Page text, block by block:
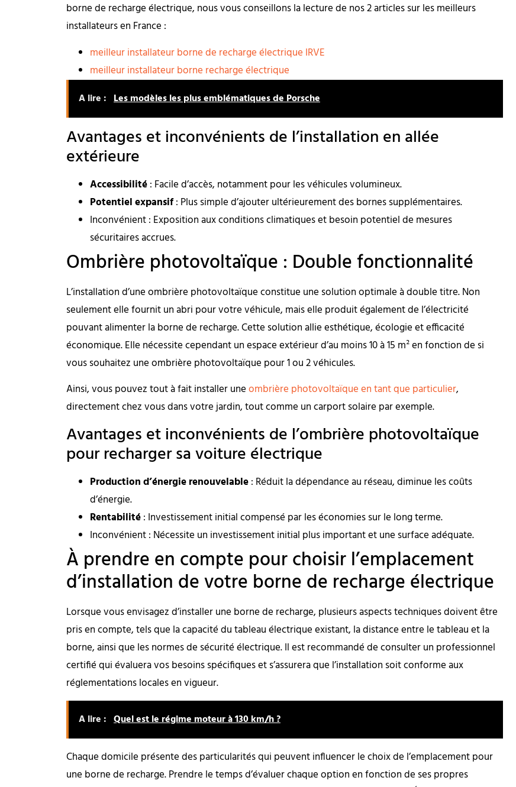
borne de recharge électrique, nous vous conseillons la lecture de nos 2 articles sur les meilleurs
installateurs en France :
meilleur installateur borne de recharge électrique IRVE
meilleur installateur borne recharge électrique
A lire : Les modèles les plus emblématiques de Porsche
Avantages et inconvénients de l’installation en allée
extérieure
Accessibilité: Facile d’accès, notamment pour les véhicules volumineux.
Potentiel expansif: Plus simple d’ajouter ultérieurement des bornes supplémentaires.
Inconvénient : Exposition aux conditions climatiques et besoin potentiel de mesures
sécuritaires accrues.
Ombrière photovoltaïque : Double fonctionnalité
L’installation d’une ombrière photovoltaïque constitue une solution optimale à double titre. Non
seulement elle fournit un abri pour votre véhicule, mais elle produit également de l’électricité
pouvant alimenter la borne de recharge. Cette solution allie esthétique, écologie et efficacité
économique. Elle nécessite cependant un espace extérieur d’au moins 10 à 15 m² en fonction de si
vous souhaitez une ombrière photovoltaïque pour 1 ou 2 véhicules.
Ainsi, vous pouvez tout à fait installer uneombrière photovoltaïque en tant que particulier,
directement chez vous dans votre jardin, tout comme un carport solaire par exemple.
Avantages et inconvénients de l’ombrière photovoltaïque
pour recharger sa voiture électrique
Production d’énergie renouvelable: Réduit la dépendance au réseau, diminue les coûts
d’énergie.
Rentabilité: Investissement initial compensé par les économies sur le long terme.
Inconvénient : Nécessite un investissement initial plus important et une surface adéquate.
À prendre en compte pour choisir l’emplacement
d’installation de votre borne de recharge électrique
Lorsque vous envisagez d’installer une borne de recharge, plusieurs aspects techniques doivent être
pris en compte, tels que la capacité du tableau électrique existant, la distance entre le tableau et la
borne, ainsi que les normes de sécurité électrique. Il est recommandé de consulter un professionnel
certifié qui évaluera vos besoins spécifiques et s’assurera que l’installation soit conforme aux
réglementations locales en vigueur.
A lire : Quel est le régime moteur à 130 km/h ?
Chaque domicile présente des particularités qui peuvent influencer le choix de l’emplacement pour
une borne de recharge. Prendre le temps d’évaluer chaque option en fonction de ses propres